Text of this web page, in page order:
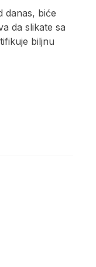
danas, biće
da slikate sa
biljnu